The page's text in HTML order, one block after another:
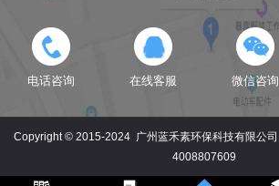
电话咨询 在线客服 微信咨询
Copyright © 2015-2024 广州蓝禾素环保科技有限公司
4008807609